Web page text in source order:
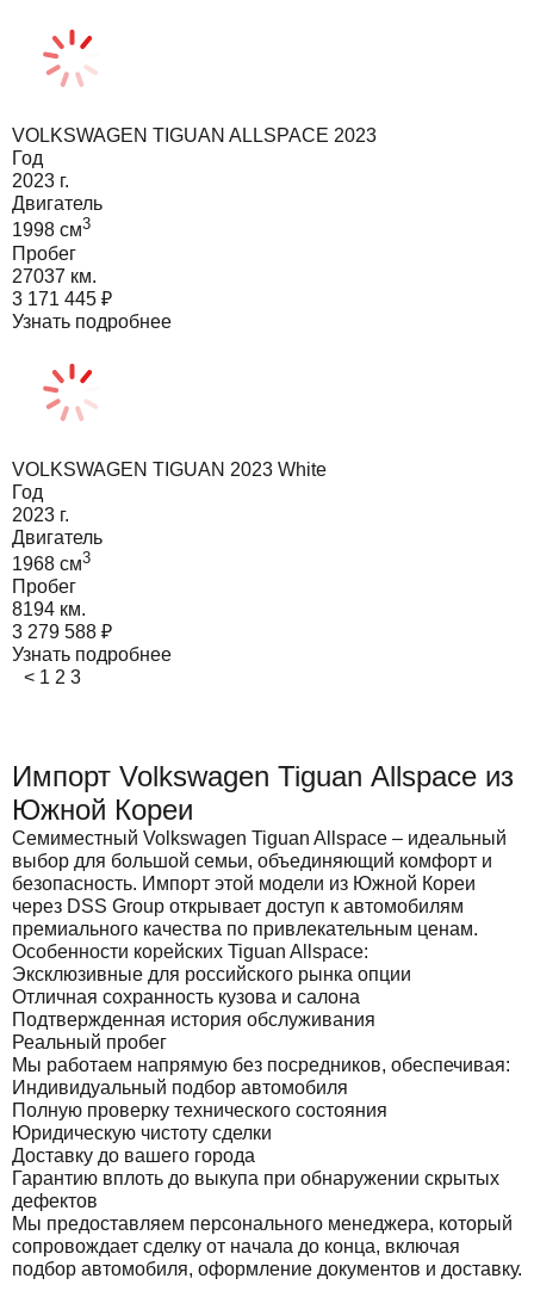
VOLKSWAGEN TIGUAN ALLSPACE 2023
Год
2023 г.
Двигатель
1998 cм3
Пробег
27037 км.
3 171 445 ₽
Узнать подробнее
VOLKSWAGEN TIGUAN 2023 White
Год
2023 г.
Двигатель
1968 cм3
Пробег
8194 км.
3 279 588 ₽
Узнать подробнее
< 1 2 3
Импорт Volkswagen Tiguan Allspace из
Южной Кореи
Семиместный Volkswagen Tiguan Allspace – идеальный
выбор для большой семьи, объединяющий комфорт и
безопасность. Импорт этой модели из Южной Кореи
через DSS Group открывает доступ к автомобилям
премиального качества по привлекательным ценам.
Особенности корейских Tiguan Allspace:
Эксклюзивные для российского рынка опции
Отличная сохранность кузова и салона
Подтвержденная история обслуживания
Реальный пробег
Мы работаем напрямую без посредников, обеспечивая:
Индивидуальный подбор автомобиля
Полную проверку технического состояния
Юридическую чистоту сделки
Доставку до вашего города
Гарантию вплоть до выкупа при обнаружении скрытых
дефектов
Мы предоставляем персонального менеджера, который
сопровождает сделку от начала до конца, включая
подбор автомобиля, оформление документов и доставку.